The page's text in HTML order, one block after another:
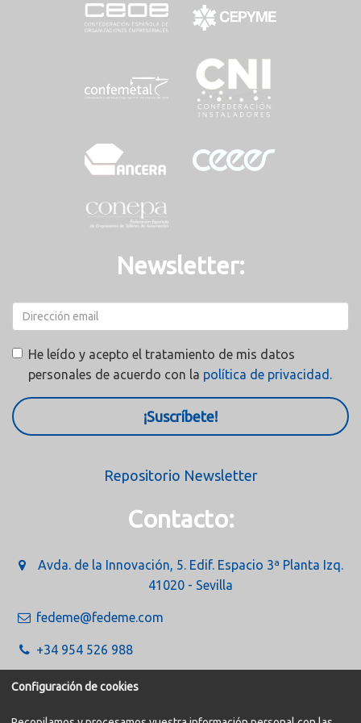
Newsletter:
He leído y acepto el tratamiento de mis datos
personales de acuerdo con la política de privacidad.
¡Suscríbete!
Repositorio Newsletter
Contacto:
Avda. de la Innovación, 5. Edif. Espacio 3ª Planta Izq.
41020 - Sevilla
fedeme@fedeme.com
+34 954 526 988
Configuración de cookies